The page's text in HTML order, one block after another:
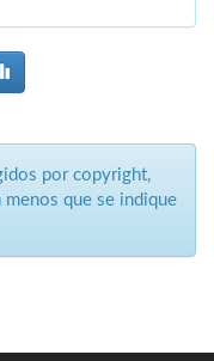
por copyright,
que se indique